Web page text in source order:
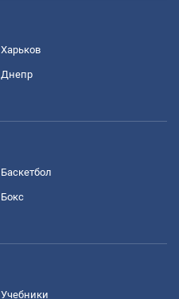
Харьков
Днепр
Баскетбол
Бокс
Учебники